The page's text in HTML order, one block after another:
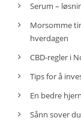
Serum –
Morsomme
hverdagen
CBD-regler i
Tips for å
En bedre
Sånn sover